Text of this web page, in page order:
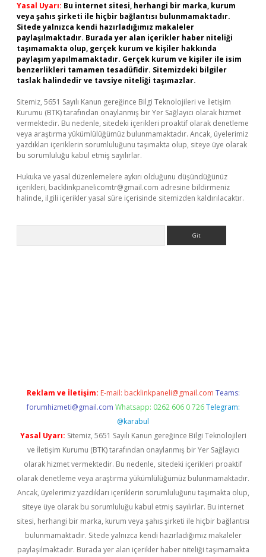
Yasal Uyarı: Bu internet sitesi, herhangi bir marka, kurum
veya şahıs şirketi ile hiçbir bağlantısı bulunmamaktadır.
Sitede yalnızca kendi hazırladığımız makaleler
paylaşılmaktadır. Burada yer alan içerikler haber niteliği
taşımamakta olup, gerçek kurum ve kişiler hakkında
paylaşım yapılmamaktadır. Gerçek kurum ve kişiler ile isim
benzerlikleri tamamen tesadüfidir. Sitemizdeki bilgiler
taslak halindedir ve tavsiye niteliği taşımazlar.
Sitemiz, 5651 Sayılı Kanun gereğince Bilgi Teknolojileri ve İletişim
Kurumu (BTK) tarafından onaylanmış bir Yer Sağlayıcı olarak hizmet
vermektedir. Bu nedenle, sitedeki içerikleri proaktif olarak denetleme
veya araştırma yükümlülüğümüz bulunmamaktadır. Ancak, üyelerimiz
yazdıkları içeriklerin sorumluluğunu taşımakta olup, siteye üye olarak
bu sorumluluğu kabul etmiş sayılırlar.
Hukuka ve yasal düzenlemelere aykırı olduğunu düşündüğünüz
içerikleri, backlinkpanelicomtr@gmail.com adresine bildirmeniz
halinde, ilgili içerikler yasal süre içerisinde sitemizden kaldırılacaktır.
Reklam ve İletişim: E-mail: backlinkpaneli@gmail.com Teams:
forumhizmeti@gmail.com Whatsapp: 0262 606 0 726 Telegram:
@karabul
Yasal Uyarı: Sitemiz, 5651 Sayılı Kanun gereğince Bilgi Teknolojileri
ve İletişim Kurumu (BTK) tarafından onaylanmış bir Yer Sağlayıcı
olarak hizmet vermektedir. Bu nedenle, sitedeki içerikleri proaktif
olarak denetleme veya araştırma yükümlülüğümüz bulunmamaktadır.
Ancak, üyelerimiz yazdıkları içeriklerin sorumluluğunu taşımakta olup,
siteye üye olarak bu sorumluluğu kabul etmiş sayılırlar. Bu internet
sitesi, herhangi bir marka, kurum veya şahıs şirketi ile hiçbir bağlantısı
bulunmamaktadır. Sitede yalnızca kendi hazırladığımız makaleler
paylaşılmaktadır. Burada yer alan içerikler haber niteliği taşımamakta